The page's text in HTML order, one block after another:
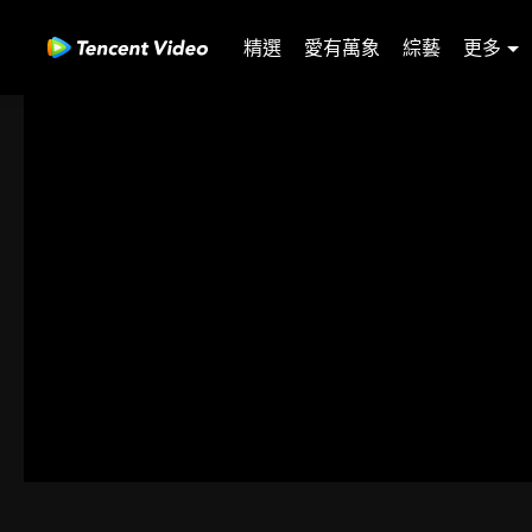
精選 愛有萬象 綜藝 更多